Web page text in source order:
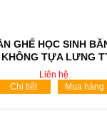
GHẾ HỌC SINH
TỰA LƯNG
Liên hệ
Chi tiết
Mua hàng